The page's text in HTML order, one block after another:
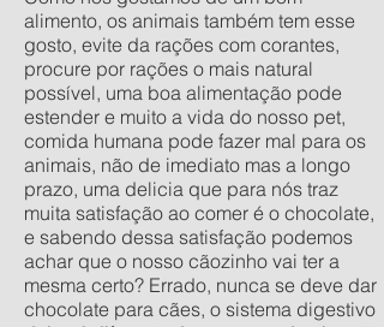
alimento, os animais também tem esse
gosto, evite da rações com corantes,
procure por rações o mais natural
possível, uma boa alimentação pode
estender e muito a vida do nosso pet,
comida humana pode fazer mal para os
animais, não de imediato mas a longo
prazo, uma delicia que para nós traz
muita satisfação ao comer é o chocolate,
e sabendo dessa satisfação podemos
achar que o nosso cãozinho vai ter a
mesma certo? Errado, nunca se deve dar
chocolate para cães, o sistema digestivo